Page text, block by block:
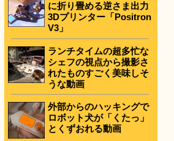
に折り畳める逆さま出力
3Dプリンター「Positron
V3」
ランチタイムの超多忙な
シェフの視点から撮影さ
れたものすごく美味しそ
うな動画
外部からのハッキングで
ロボット犬が「くたっ」
とくずおれる動画